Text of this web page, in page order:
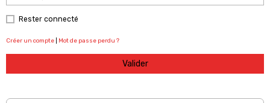
Rester connecté
Créer un compte Mot de passe perdu ?
Valider